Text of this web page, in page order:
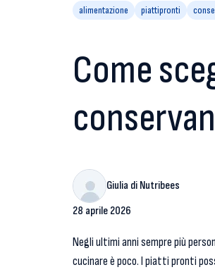
alimentazione piattipronti
Come
Giulia di Nutribees
28 aprile 2026
Negli ultimi anni sempre più
cucinare è poco. I piatti pronti